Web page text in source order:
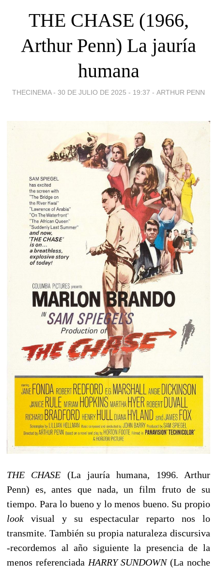
THE CHASE (1966,
Arthur Penn) La jauría
humana
THECINEMA - 30 DE JULIO DE 2025 - 19:37 - ARTHUR PENN
THE CHASE (La jauría humana, 1996. Arthur
Penn) es, antes que nada, un film fruto de su
tiempo. Para lo bueno y lo menos bueno. Su propio
look visual y su espectacular reparto nos lo
transmite. También su propia naturaleza discursiva
-recordemos al año siguiente la presencia de la
menos referenciada HARRY SUNDOWN(La noche